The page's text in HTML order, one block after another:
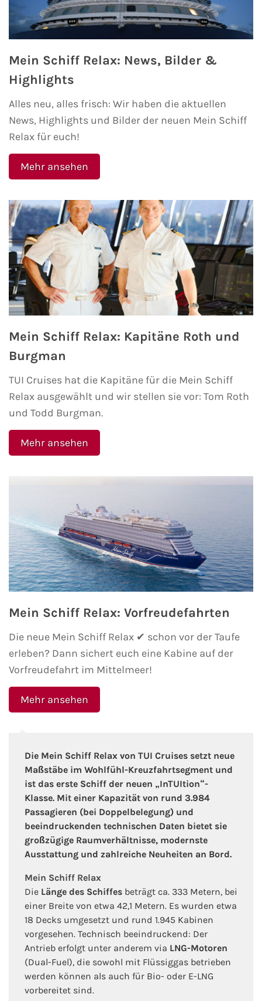
DFDS Seaways
FRS Baltic
Scandlines
Stena Line
Fähre nach Dänemark
Fähre nach Norwegen
Fähre nach Schweden
Fähre nach Finnland
Fähre nach England
Fähre nach Lettland
Wissenswertes
Kreuzfahrt-Newsletter
Kreuzfahrt-Kalender
Kreuzfahrt-Quiz
Reiseversicherungen
Flug buchen
Kreuzfahrt-Themen
Kreuzfahrt buchen
Mein Schiff Relax: News, Bilder &
Highlights
Alles neu, alles frisch: Wir haben die aktuellen
News, Highlights und Bilder der neuen Mein Schiff
Relax für euch!
Mehr ansehen
Mein Schiff Relax: Kapitäne Roth und
Burgman
TUI Cruises hat die Kapitäne für die Mein Schiff
Relax ausgewählt und wir stellen sie vor: Tom Roth
und Todd Burgman.
Mehr ansehen
Mein Schiff Relax: Vorfreudefahrten
Die neue Mein Schiff Relax ✔ schon vor der Taufe
erleben? Dann sichert euch eine Kabine auf der
Vorfreudefahrt im Mittelmeer!
Mehr ansehen
Die Mein Schiff Relax von TUI Cruises setzt neue
Maßstäbe im Wohlfühl-Kreuzfahrtsegment und
ist das erste Schiff der neuen „InTUItion“-
Klasse. Mit einer Kapazität von rund 3.984
Passagieren (bei Doppelbelegung) und
beeindruckenden technischen Daten bietet sie
großzügige Raumverhältnisse, modernste
Ausstattung und zahlreiche Neuheiten an Bord.
Mein Schiff Relax
Die Länge des Schiffes beträgt ca. 333 Metern, bei
einer Breite von etwa 42,1 Metern. Es wurden etwa
18 Decks umgesetzt und rund 1.945 Kabinen
vorgesehen. Technisch beeindruckend: Der
Antrieb erfolgt unter anderem via LNG-Motoren
(Dual-Fuel), die sowohl mit Flüssiggas betrieben
werden können als auch für Bio- oder E-LNG
vorbereitet sind.